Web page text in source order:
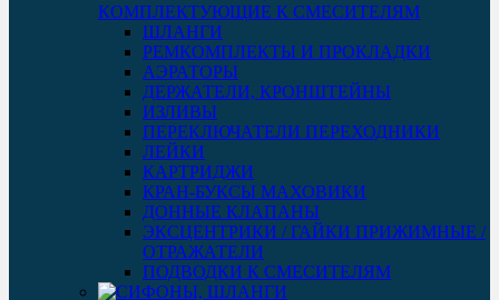
КОМПЛЕКТУЮЩИЕ К СМЕСИТЕЛЯМ
ШЛАНГИ
РЕМКОМПЛЕКТЫ И ПРОКЛАДКИ
АЭРАТОРЫ
ДЕРЖАТЕЛИ, КРОНШТЕЙНЫ
ИЗЛИВЫ
ПЕРЕКЛЮЧАТЕЛИ ПЕРЕХОДНИКИ
ЛЕЙКИ
КАРТРИДЖИ
КРАН-БУКСЫ МАХОВИКИ
ДОННЫЕ КЛАПАНЫ
ЭКСЦЕНТРИКИ / ГАЙКИ ПРИЖИМНЫЕ /
ОТРАЖАТЕЛИ
ПОДВОДКИ К СМЕСИТЕЛЯМ